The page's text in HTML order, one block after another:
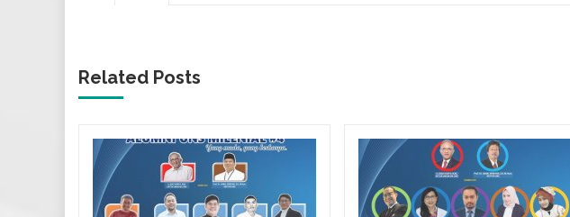
Related Posts